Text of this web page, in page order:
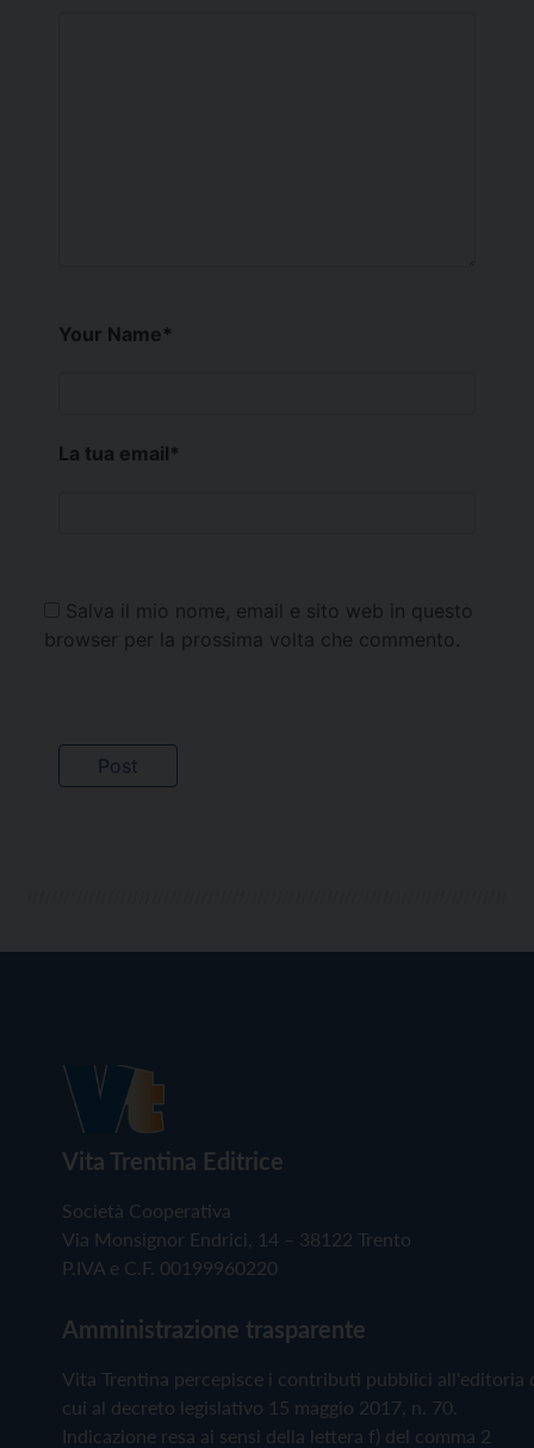
Your Name*
La tua email*
Salva il mio nome, email e sito web in questo
browser per la prossima volta che commento.
Vita Trentina Editrice
Società Cooperativa
Via Monsignor Endrici, 14 – 38122 Trento
P.IVA e C.F. 00199960220
Amministrazione trasparente
Vita Trentina percepisce i contributi pubblici all'editoria
cui al decreto legislativo 15 maggio 2017, n. 70.
Indicazione resa ai sensi della lettera f) del comma 2